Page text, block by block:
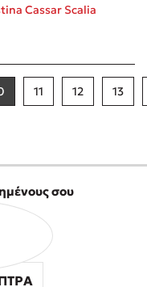
Cassar Scalia
11 12 13
σου